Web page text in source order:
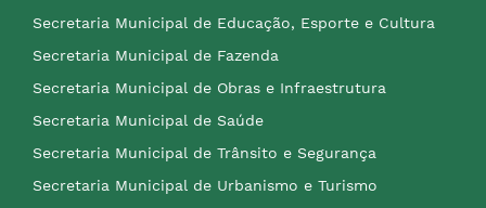
Secretaria Municipal de Educação, Esporte e Cultura
Secretaria Municipal de Fazenda
Secretaria Municipal de Obras e Infraestrutura
Secretaria Municipal de Saúde
Secretaria Municipal de Trânsito e Segurança
Secretaria Municipal de Urbanismo e Turismo